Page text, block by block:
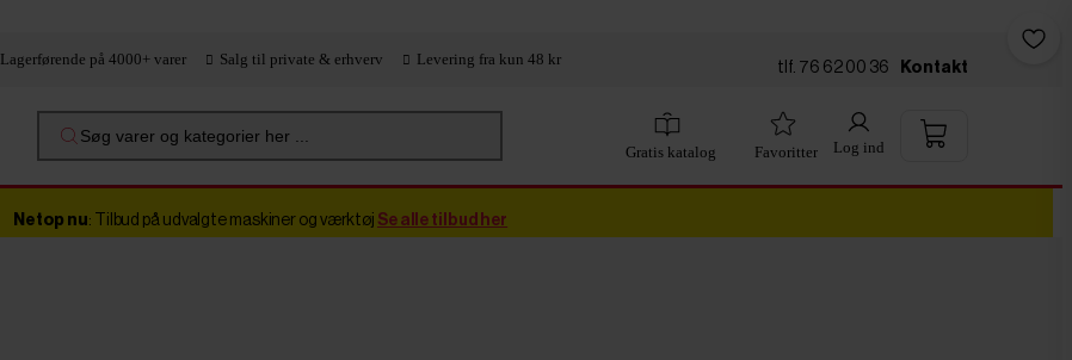
Lagerførende på 4000+ varer Salg til private & erhverv Levering fra kun 48 kr tlf. 76 62 00 36 Kontakt
Søg varer og kategorier her ...
Gratis katalog Favoritter Log ind
Netop nu: Tilbud på udvalgte maskiner og værktøj Se alle tilbud her